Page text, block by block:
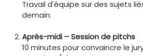
Travail d'équipe sur des sujets
demain.
Après-midi – Session de pitchs
10 minutes pour convaincre le